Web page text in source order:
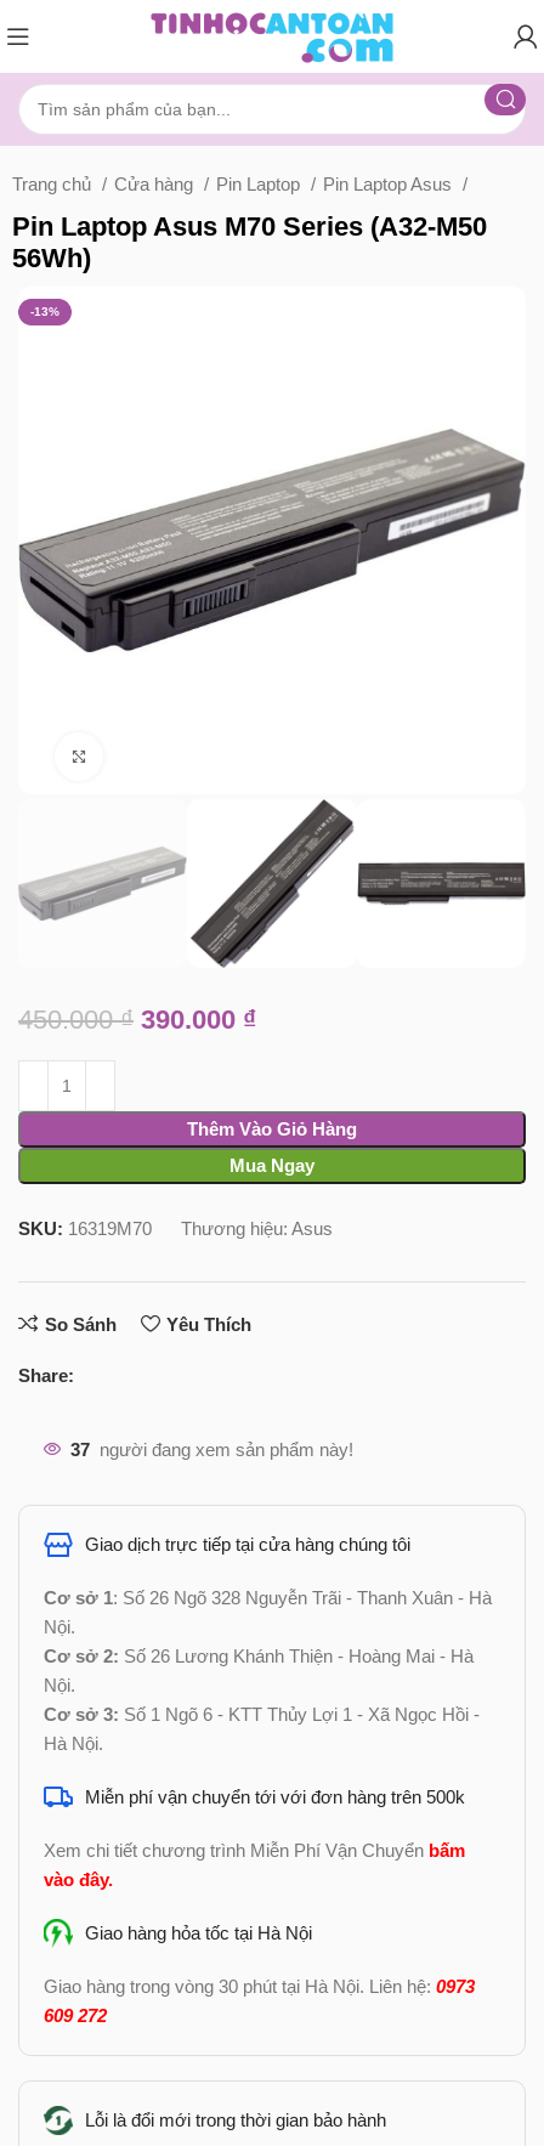
Trang chủ Cửa hàng Pin Laptop Pin Laptop Asus
Pin Laptop Asus M70 Series (A32-M50
56Wh)
-13%
450.000₫ 390.000 ₫
Thêm Vào Giỏ Hàng
Mua Ngay
SKU: 16319M70 Thương hiệu:Asus
So Sánh Yêu Thích
Share:
37 người đang xem sản phẩm này!
Giao dịch trực tiếp tại cửa hàng chúng tôi
Cơ sở 1: Số 26 Ngõ 328 Nguyễn Trãi - Thanh Xuân - Hà
Nội.
Cơ sở 2: Số 26 Lương Khánh Thiện - Hoàng Mai - Hà
Nội.
Cơ sở 3: Số 1 Ngõ 6 - KTT Thủy Lợi 1 - Xã Ngọc Hồi -
Hà Nội.
Miễn phí vận chuyển tới với đơn hàng trên 500k
Xem chi tiết chương trình Miễn Phí Vận Chuyển bấm
vào đây.
Giao hàng hỏa tốc tại Hà Nội
Giao hàng trong vòng 30 phút tại Hà Nội. Liên hệ:0973
609 272
Lỗi là đổi mới trong thời gian bảo hành